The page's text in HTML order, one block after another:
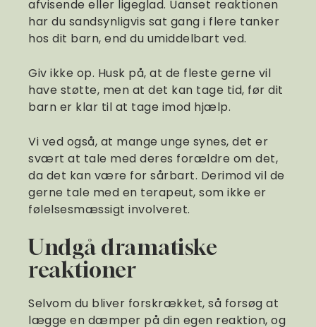
afvisende eller ligeglad. Uanset reaktionen
har du sandsynligvis sat gang i flere tanker
hos dit barn, end du umiddelbart ved.
Giv ikke op. Husk på, at de fleste gerne vil
have støtte, men at det kan tage tid, før dit
barn er klar til at tage imod hjælp.
Vi ved også, at mange unge synes, det er
svært at tale med deres forældre om det,
da det kan være for sårbart. Derimod vil de
gerne tale med en terapeut, som ikke er
følelsesmæssigt involveret.
Undgå dramatiske
reaktioner
Selvom du bliver forskrækket, så forsøg at
lægge en dæmper på din egen reaktion, og